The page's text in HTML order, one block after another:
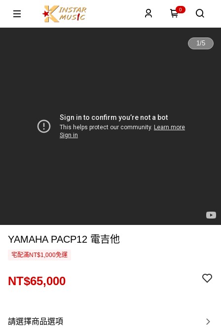
0
1/5
YAMAHA PACP12 電吉他
宅配滿NT$1,000免運
NT$65,000
請選擇商品選項